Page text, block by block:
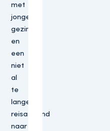
met
jonge
gezinnen
en
een
niet
al
te
lange
reisafstand
naar